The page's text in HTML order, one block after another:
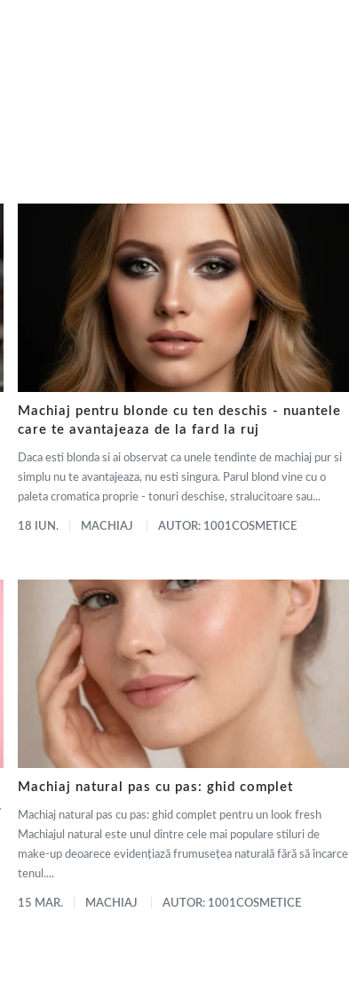
Machiaj pentru blonde cu ten deschis - nuantele
care te avantajeaza de la fard la ruj
Daca esti blonda si ai observat ca unele tendinte de machiaj pur si
simplu nu te avantajeaza, nu esti singura. Parul blond vine cu o
paleta cromatica proprie - tonuri deschise, stralucitoare sau...
18 IUN. MACHIAJ AUTOR: 1001COSMETICE
Machiaj natural pas cu pas: ghid complet
Machiaj natural pas cu pas: ghid complet pentru un look fresh
Machiajul natural este unul dintre cele mai populare stiluri de
make-up deoarece evidențiază frumusețea naturală fără să încarce
tenul....
15 MAR. MACHIAJ AUTOR: 1001COSMETICE